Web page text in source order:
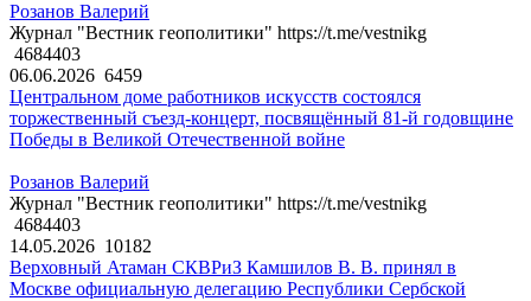
Розанов Валерий
Журнал "Вестник геополитики" https://t.me/vestnikg
4684403
06.06.2026 6459
Центральном доме работников искусств состоялся
торжественный съезд-концерт, посвящённый 81-й годовщине
Победы в Великой Отечественной войне
Розанов Валерий
Журнал "Вестник геополитики" https://t.me/vestnikg
4684403
14.05.2026 10182
Верховный Атаман СКВРиЗ Камшилов В. В. принял в
Москве официальную делегацию Республики Сербской